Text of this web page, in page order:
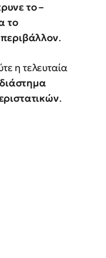
το –
το
.
η τελευταία
.